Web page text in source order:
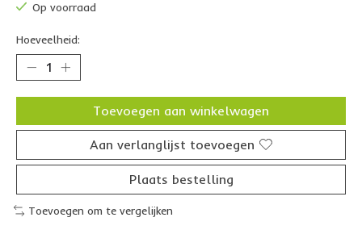
Op voorraad
Hoeveelheid:
Toevoegen aan winkelwagen
Aan verlanglijst toevoegen
Plaats bestelling
Toevoegen om te vergelijken